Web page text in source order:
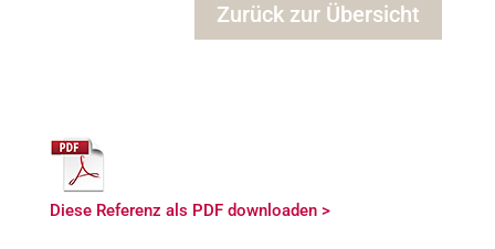
Zurück zur Übersicht
Diese Referenz als PDF downloaden >